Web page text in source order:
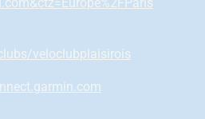
veloclubplaisirois